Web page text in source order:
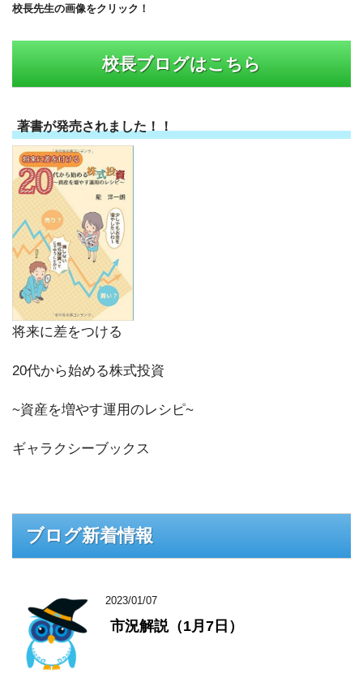
校長先生の画像をクリック！
校長ブログはこちら
著書が発売されました！！
将来に差をつける
20代から始める株式投資
~資産を増やす運用のレシピ~
ギャラクシーブックス
ブログ新着情報
2023/01/07
市況解説（1月7日）